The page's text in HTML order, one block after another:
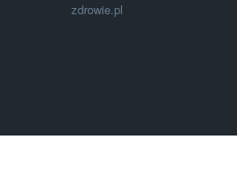
zdrowie.pl